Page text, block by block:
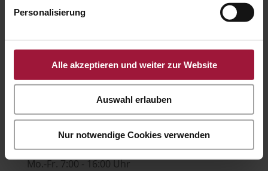
Personalisierung
Alle akzeptieren und weiter zur Website
Auswahl erlauben
Nur notwendige Cookies verwenden

office@huberslandhendl.at

Bürozeiten:
Mo.-Fr. 7:00 - 16:00 Uhr